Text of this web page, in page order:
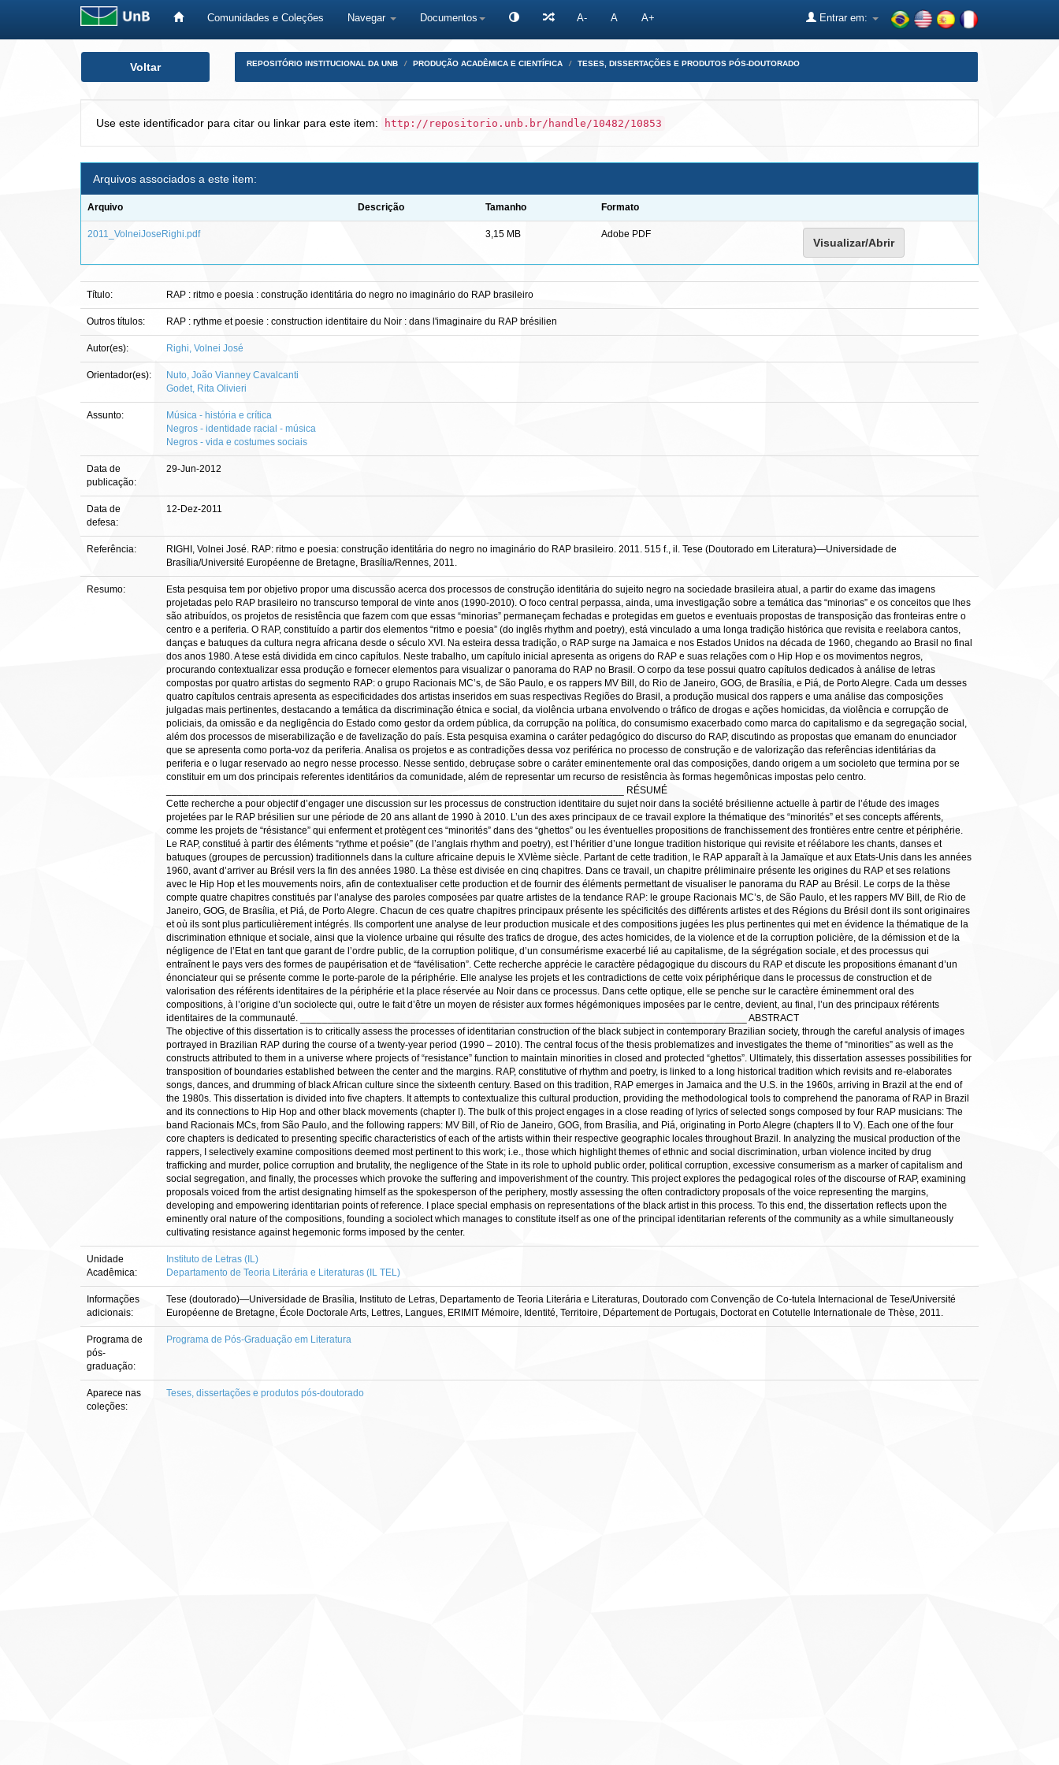
Comunidades e Coleções Navegar Documentos A- A A+ Entrar em:
Voltar REPOSITÓRIO INSTITUCIONAL DA UNB PRODUÇÃO ACADÊMICA E CIENTÍFICA TESES, DISSERTAÇÕES E PRODUTOS PÓS-DOUTORADO
Use este identificador para citar ou linkar para este item: http://repositorio.unb.br/handle/10482/10853
Arquivos associados a este item:
Arquivo Descrição Tamanho Formato
2011_VolneiJoseRighi.pdf 3,15 MB Adobe PDF
Visualizar/Abrir
Título: RAP : ritmo e poesia : construção identitária do negro no imaginário do RAP brasileiro
Outros títulos: RAP : rythme et poesie : construction identitaire du Noir : dans l'imaginaire du RAP brésilien
Autor(es): Righi, Volnei José
Orientador(es):
Nuto, João Vianney Cavalcanti
Godet, Rita Olivieri
Assunto:
Música - história e crítica
Negros - identidade racial - música
Negros - vida e costumes sociais
Data de
publicação:
29-Jun-2012
Data de
defesa:
12-Dez-2011
Referência:
RIGHI, Volnei José. RAP: ritmo e poesia: construção identitária do negro no imaginário do RAP brasileiro. 2011. 515 f., il. Tese (Doutorado em Literatura)—Universidade de
Brasília/Université Européenne de Bretagne, Brasília/Rennes, 2011.
Resumo:
Esta pesquisa tem por objetivo propor uma discussão acerca dos processos de construção identitária do sujeito negro na sociedade brasileira atual, a partir do exame das imagens
projetadas pelo RAP brasileiro no transcurso temporal de vinte anos (1990-2010). O foco central perpassa, ainda, uma investigação sobre a temática das “minorias” e os conceitos que lhes
são atribuídos, os projetos de resistência que fazem com que essas “minorias” permaneçam fechadas e protegidas em guetos e eventuais propostas de transposição das fronteiras entre o
centro e a periferia. O RAP, constituído a partir dos elementos “ritmo e poesia” (do inglês rhythm and poetry), está vinculado a uma longa tradição histórica que revisita e reelabora cantos,
danças e batuques da cultura negra africana desde o século XVI. Na esteira dessa tradição, o RAP surge na Jamaica e nos Estados Unidos na década de 1960, chegando ao Brasil no final
dos anos 1980. A tese está dividida em cinco capítulos. Neste trabalho, um capítulo inicial apresenta as origens do RAP e suas relações com o Hip Hop e os movimentos negros,
procurando contextualizar essa produção e fornecer elementos para visualizar o panorama do RAP no Brasil. O corpo da tese possui quatro capítulos dedicados à análise de letras
compostas por quatro artistas do segmento RAP: o grupo Racionais MC’s, de São Paulo, e os rappers MV Bill, do Rio de Janeiro, GOG, de Brasília, e Piá, de Porto Alegre. Cada um desses
quatro capítulos centrais apresenta as especificidades dos artistas inseridos em suas respectivas Regiões do Brasil, a produção musical dos rappers e uma análise das composições
julgadas mais pertinentes, destacando a temática da discriminação étnica e social, da violência urbana envolvendo o tráfico de drogas e ações homicidas, da violência e corrupção de
policiais, da omissão e da negligência do Estado como gestor da ordem pública, da corrupção na política, do consumismo exacerbado como marca do capitalismo e da segregação social,
além dos processos de miserabilização e de favelização do país. Esta pesquisa examina o caráter pedagógico do discurso do RAP, discutindo as propostas que emanam do enunciador
que se apresenta como porta-voz da periferia. Analisa os projetos e as contradições dessa voz periférica no processo de construção e de valorização das referências identitárias da
periferia e o lugar reservado ao negro nesse processo. Nesse sentido, debruçase sobre o caráter eminentemente oral das composições, dando origem a um socioleto que termina por se
constituir em um dos principais referentes identitários da comunidade, além de representar um recurso de resistência às formas hegemônicas impostas pelo centro.
___________________________________________________________________________________ RÉSUMÉ
Cette recherche a pour objectif d’engager une discussion sur les processus de construction identitaire du sujet noir dans la société brésilienne actuelle à partir de l’étude des images
projetées par le RAP brésilien sur une période de 20 ans allant de 1990 à 2010. L’un des axes principaux de ce travail explore la thématique des “minorités” et ses concepts afférents,
comme les projets de “résistance” qui enferment et protègent ces “minorités” dans des “ghettos” ou les éventuelles propositions de franchissement des frontières entre centre et périphérie.
Le RAP, constitué à partir des éléments “rythme et poésie” (de l’anglais rhythm and poetry), est l’héritier d’une longue tradition historique qui revisite et réélabore les chants, danses et
batuques (groupes de percussion) traditionnels dans la culture africaine depuis le XVIème siècle. Partant de cette tradition, le RAP apparaît à la Jamaïque et aux Etats-Unis dans les années
1960, avant d’arriver au Brésil vers la fin des années 1980. La thèse est divisée en cinq chapitres. Dans ce travail, un chapitre préliminaire présente les origines du RAP et ses relations
avec le Hip Hop et les mouvements noirs, afin de contextualiser cette production et de fournir des éléments permettant de visualiser le panorama du RAP au Brésil. Le corps de la thèse
compte quatre chapitres constitués par l’analyse des paroles composées par quatre artistes de la tendance RAP: le groupe Racionais MC’s, de São Paulo, et les rappers MV Bill, de Rio de
Janeiro, GOG, de Brasília, et Piá, de Porto Alegre. Chacun de ces quatre chapitres principaux présente les spécificités des différents artistes et des Régions du Brésil dont ils sont originaires
et où ils sont plus particulièrement intégrés. Ils comportent une analyse de leur production musicale et des compositions jugées les plus pertinentes qui met en évidence la thématique de la
discrimination ethnique et sociale, ainsi que la violence urbaine qui résulte des trafics de drogue, des actes homicides, de la violence et de la corruption policière, de la démission et de la
négligence de l’Etat en tant que garant de l’ordre public, de la corruption politique, d’un consumérisme exacerbé lié au capitalisme, de la ségrégation sociale, et des processus qui
entraînent le pays vers des formes de paupérisation et de “favélisation”. Cette recherche apprécie le caractère pédagogique du discours du RAP et discute les propositions émanant d’un
énonciateur qui se présente comme le porte-parole de la périphérie. Elle analyse les projets et les contradictions de cette voix périphérique dans le processus de construction et de
valorisation des référents identitaires de la périphérie et la place réservée au Noir dans ce processus. Dans cette optique, elle se penche sur le caractère éminemment oral des
compositions, à l’origine d’un sociolecte qui, outre le fait d’être un moyen de résister aux formes hégémoniques imposées par le centre, devient, au final, l’un des principaux référents
identitaires de la communauté. _________________________________________________________________________________ ABSTRACT
The objective of this dissertation is to critically assess the processes of identitarian construction of the black subject in contemporary Brazilian society, through the careful analysis of images
portrayed in Brazilian RAP during the course of a twenty-year period (1990 – 2010). The central focus of the thesis problematizes and investigates the theme of “minorities” as well as the
constructs attributed to them in a universe where projects of “resistance” function to maintain minorities in closed and protected “ghettos”. Ultimately, this dissertation assesses possibilities for
transposition of boundaries established between the center and the margins. RAP, constitutive of rhythm and poetry, is linked to a long historical tradition which revisits and re-elaborates
songs, dances, and drumming of black African culture since the sixteenth century. Based on this tradition, RAP emerges in Jamaica and the U.S. in the 1960s, arriving in Brazil at the end of
the 1980s. This dissertation is divided into five chapters. It attempts to contextualize this cultural production, providing the methodological tools to comprehend the panorama of RAP in Brazil
and its connections to Hip Hop and other black movements (chapter I). The bulk of this project engages in a close reading of lyrics of selected songs composed by four RAP musicians: The
band Racionais MCs, from São Paulo, and the following rappers: MV Bill, of Rio de Janeiro, GOG, from Brasília, and Piá, originating in Porto Alegre (chapters II to V). Each one of the four
core chapters is dedicated to presenting specific characteristics of each of the artists within their respective geographic locales throughout Brazil. In analyzing the musical production of the
rappers, I selectively examine compositions deemed most pertinent to this work; i.e., those which highlight themes of ethnic and social discrimination, urban violence incited by drug
trafficking and murder, police corruption and brutality, the negligence of the State in its role to uphold public order, political corruption, excessive consumerism as a marker of capitalism and
social segregation, and finally, the processes which provoke the suffering and impoverishment of the country. This project explores the pedagogical roles of the discourse of RAP, examining
proposals voiced from the artist designating himself as the spokesperson of the periphery, mostly assessing the often contradictory proposals of the voice representing the margins,
developing and empowering identitarian points of reference. I place special emphasis on representations of the black artist in this process. To this end, the dissertation reflects upon the
eminently oral nature of the compositions, founding a sociolect which manages to constitute itself as one of the principal identitarian referents of the community as a while simultaneously
cultivating resistance against hegemonic forms imposed by the center.
Unidade
Acadêmica:
Instituto de Letras (IL)
Departamento de Teoria Literária e Literaturas (IL TEL)
Informações
adicionais:
Tese (doutorado)—Universidade de Brasília, Instituto de Letras, Departamento de Teoria Literária e Literaturas, Doutorado com Convenção de Co-tutela Internacional de Tese/Université
Européenne de Bretagne, École Doctorale Arts, Lettres, Langues, ERIMIT Mémoire, Identité, Territoire, Département de Portugais, Doctorat en Cotutelle Internationale de Thèse, 2011.
Programa de
pós-
graduação:
Programa de Pós-Graduação em Literatura
Aparece nas
coleções:
Teses, dissertações e produtos pós-doutorado